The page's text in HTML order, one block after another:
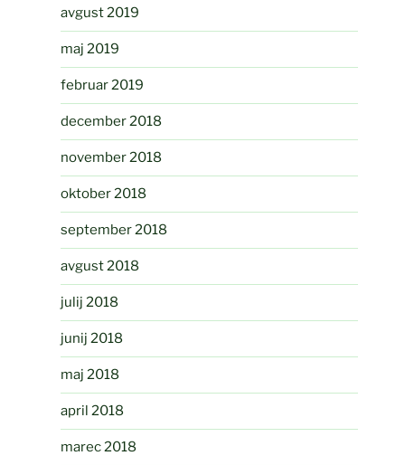
avgust 2019
maj 2019
februar 2019
december 2018
november 2018
oktober 2018
september 2018
avgust 2018
julij 2018
junij 2018
maj 2018
april 2018
marec 2018